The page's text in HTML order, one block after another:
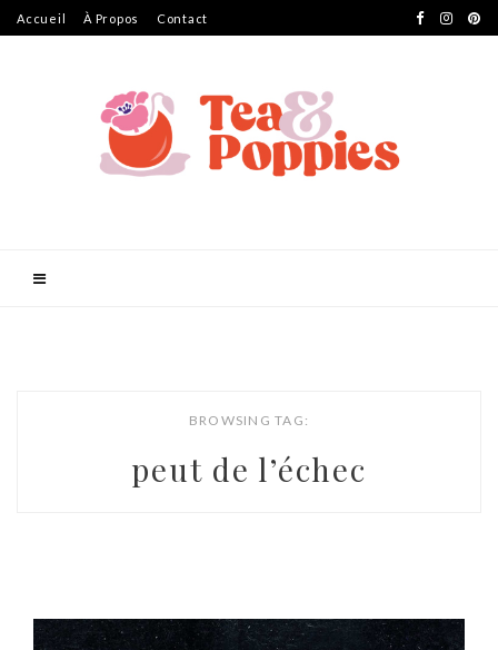
Accueil À Propos Contact
BROWSING TAG:
peut de l’échec